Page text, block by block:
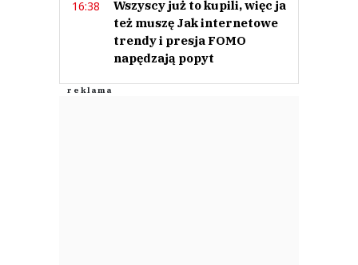
16:38
Wszyscy już to kupili, więc ja
też muszę Jak internetowe
trendy i presja FOMO
napędzają popyt